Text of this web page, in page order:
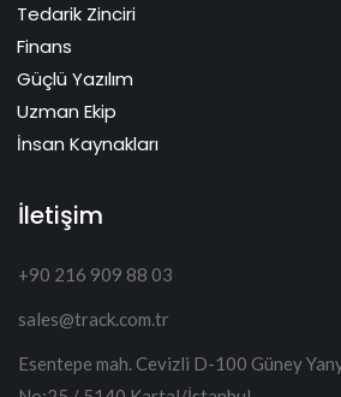
Tedarik Zinciri
Finans
Güçlü Yazılım
Uzman Ekip
İnsan Kaynakları
İletişim
+90 216 909 88 03
sales@track.com.tr
Esentepe mah. Cevizli D-100 Güney